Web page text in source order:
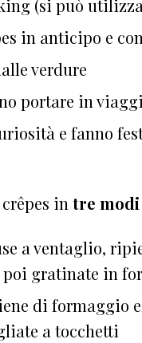
(si può
in anticipo e
verdure
portare in
e fanno
in tre
a ventaglio,
gratinate in
di formaggio
a tocchetti